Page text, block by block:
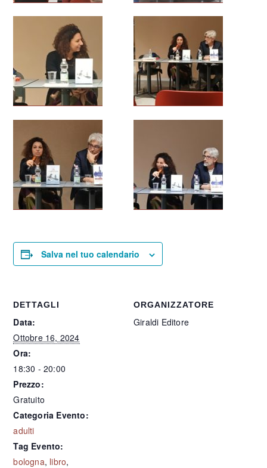
Salva nel tuo calendario
DETTAGLI
Data:
Ottobre 16, 2024
Ora:
18:30 - 20:00
Prezzo:
Gratuito
Categoria Evento:
adulti
Tag Evento:
bologna, libro,
ORGANIZZATORE
Giraldi Editore